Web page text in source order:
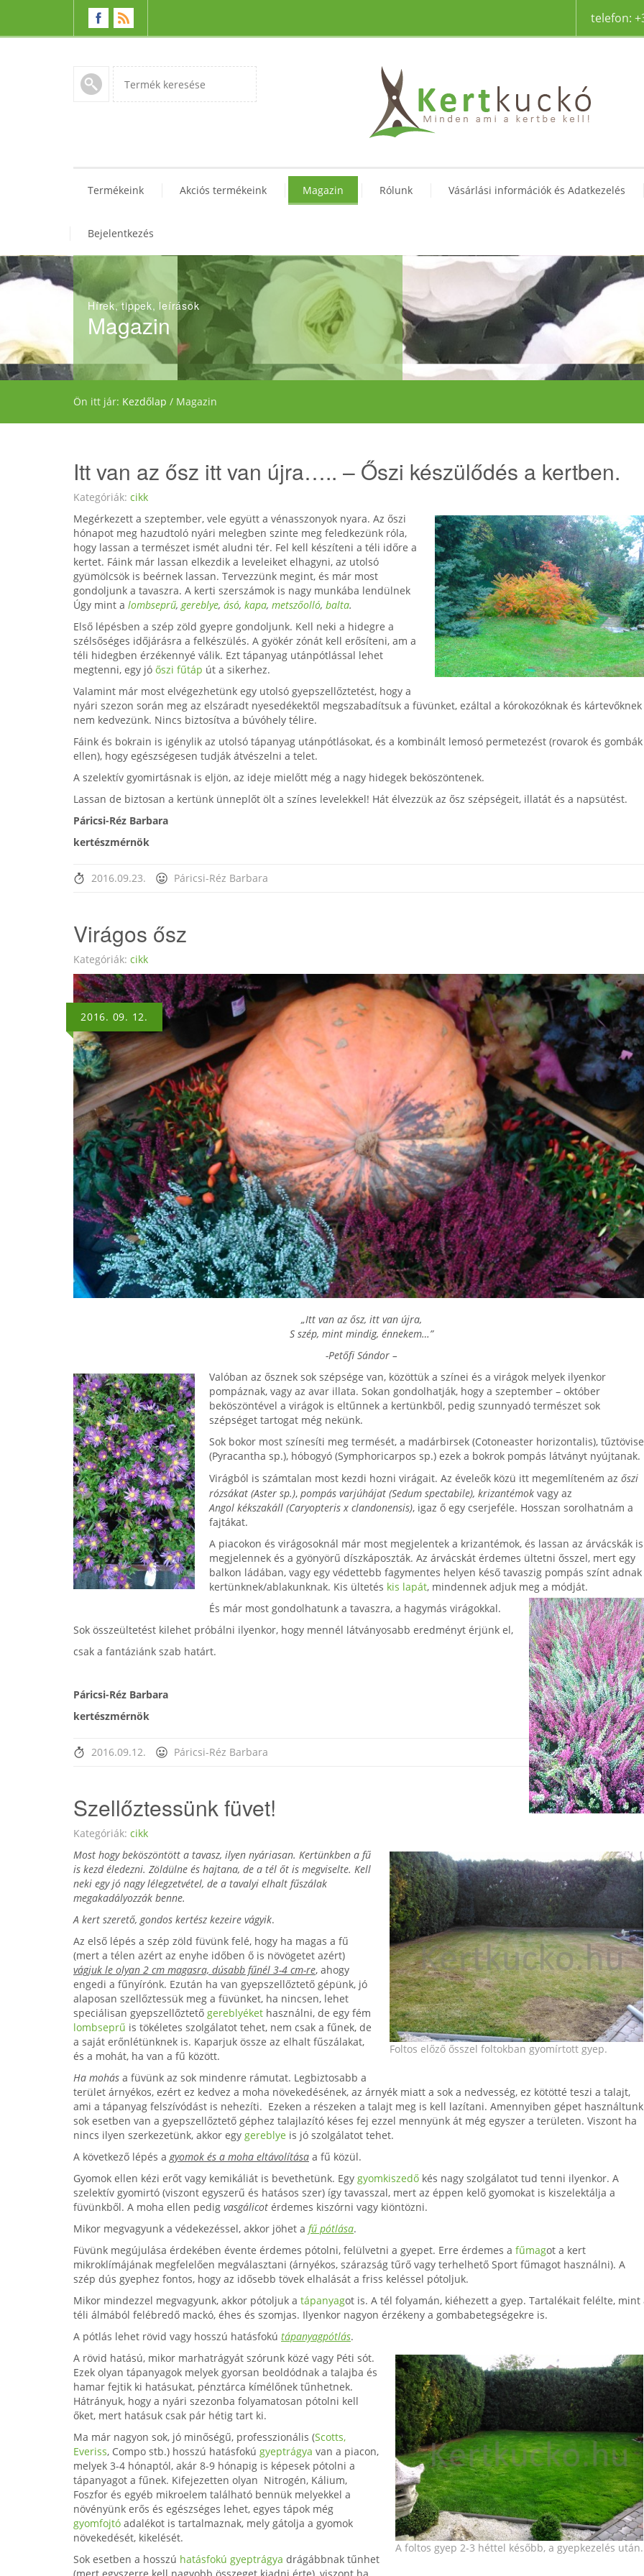
telefon:
Termékeink Akciós termékeink Magazin Rólunk Vásárlási információk és Adatkezelés
Bejelentkezés
Hírek, tippek, leírások
Magazin
Ön itt jár: Kezdőlap / Magazin
Itt van az ősz itt van újra….. – Őszi készülődés a kertben.
Kategóriák: cikk
Megérkezett a szeptember, vele együtt a vénasszonyok nyara. Az őszi
hónapot meg hazudtoló nyári melegben szinte meg feledkezünk róla,
hogy lassan a természet ismét aludni tér. Fel kell készíteni a téli időre a
kertet. Fáink már lassan elkezdik a leveleiket elhagyni, az utolsó
gyümölcsök is beérnek lassan. Tervezzünk megint, és már most
gondoljunk a tavaszra. A kerti szerszámok is nagy munkába lendülnek
Úgy mint a lombseprű, gereblye, ásó, kapa, metszőolló, balta.
Első lépésben a szép zöld gyepre gondoljunk. Kell neki a hidegre a
szélsőséges időjárásra a felkészülés. A gyökér zónát kell erősíteni, am a
téli hidegben érzékennyé válik. Ezt tápanyag utánpótlással lehet
megtenni, egy jó őszi fűtáp út a sikerhez.
Valamint már most elvégezhetünk egy utolsó gyepszellőztetést, hogy a
nyári szezon során meg az elszáradt nyesedékektől megszabadítsuk a füvünket, ezáltal a kórokozóknak és kártevőknek
nem kedvezünk. Nincs biztosítva a búvóhely télire.
Fáink és bokrain is igénylik az utolsó tápanyag utánpótlásokat, és a kombinált lemosó permetezést (rovarok és gombák
ellen), hogy egészségesen tudják átvészelni a telet.
A szelektív gyomirtásnak is eljön, az ideje mielőtt még a nagy hidegek beköszöntenek.
Lassan de biztosan a kertünk ünneplőt ölt a színes levelekkel! Hát élvezzük az ősz szépségeit, illatát és a napsütést.
Páricsi-Réz Barbara
kertészmérnök
2016.09.23. Páricsi-Réz Barbara
Virágos ősz
Kategóriák: cikk
2016. 09. 12.
„Itt van az ősz, itt van újra,
S szép, mint mindig, énnekem…”
-Petőfi Sándor –
Valóban az ősznek sok szépsége van, közöttük a színei és a virágok melyek ilyenkor
pompáznak, vagy az avar illata. Sokan gondolhatják, hogy a szeptember – október
beköszöntével a virágok is eltűnnek a kertünkből, pedig szunnyadó természet sok
szépséget tartogat még nekünk.
Sok bokor most színesíti meg termését, a madárbirsek (Cotoneaster horizontalis),
(Pyracantha sp.), hóbogyó (Symphoricarpos sp.) ezek a bokrok pompás látványt nyújtanak.
Virágból is számtalan most kezdi hozni virágait. Az éveleők közü itt megemlíteném az őszi
rózsákat (Aster sp.), pompás varjúhájat (Sedum spectabile), krizantémok vagy az
Angol kékszakáll (Caryopteris x clandonensis), igaz ő egy cserjeféle. Hosszan sorolhatnám a
fajtákat.
A piacokon és virágosoknál már most megjelentek a krizantémok, és lassan az árvácskák is
megjelennek és a gyönyörű díszkáposzták. Az árvácskát érdemes ültetni ősszel, mert egy
balkon ládában, vagy egy védettebb fagymentes helyen késő tavaszig pompás színt adnak
kertünknek/ablakunknak. Kis ültetés kis lapát, mindennek adjuk meg a módját.
És már most gondolhatunk a tavaszra, a hagymás virágokkal.
Sok összeültetést kilehet próbálni ilyenkor, hogy mennél látványosabb eredményt érjünk el,
csak a fantáziánk szab határt.
Páricsi-Réz Barbara
kertészmérnök
2016.09.12. Páricsi-Réz Barbara
Szellőztessünk füvet!
Kategóriák: cikk
Foltos előző ősszel foltokban gyomírtott gyep.
Most hogy beköszöntött a tavasz, ilyen nyáriasan. Kertünkben a fű
is kezd éledezni. Zöldülne és hajtana, de a tél őt is megviselte. Kell
neki egy jó nagy lélegzetvétel, de a tavalyi elhalt fűszálak
megakadályozzák benne.
A kert szerető, gondos kertész kezeire vágyik.
Az első lépés a szép zöld füvünk felé, hogy ha magas a fű
(mert a télen azért az enyhe időben ő is növögetet azért)
vágjuk le olyan 2 cm magasra, dúsabb fűnél 3-4 cm-re, ahogy
engedi a fűnyírónk. Ezután ha van gyepszellőztető gépünk, jó
alaposan szellőztessük meg a füvünket, ha nincsen, lehet
speciálisan gyepszellőztető gereblyéket használni, de egy fém
lombseprű is tökéletes szolgálatot tehet, nem csak a fűnek, de
a saját erőnlétünknek is. Kaparjuk össze az elhalt fűszálakat,
és a mohát, ha van a fű között.
Ha mohás a füvünk az sok mindenre rámutat. Legbiztosabb a
terület árnyékos, ezért ez kedvez a moha növekedésének, az árnyék miatt a sok a nedvesség, ez kötötté teszi a talajt,
ami a tápanyag felszívódást is nehezíti. Ezeken a részeken a talajt meg is kell lazítani. Amennyiben gépet használtunk
sok esetben van a gyepszellőztető géphez talajlazító késes fej ezzel mennyünk át még egyszer a területen. Viszont ha
nincs ilyen szerkezetünk, akkor egy gereblye is jó szolgálatot tehet.
A következő lépés agyomok és a moha eltávolítása a fű közül.
Gyomok ellen kézi erőt vagy kemikáliát is bevethetünk. Egy gyomkiszedő kés nagy szolgálatot tud tenni ilyenkor. A
szelektív gyomirtó (viszont egyszerű és hatásos szer) így tavasszal, mert az éppen kelő gyomokat is kiszelektálja a
füvünkből. A moha ellen pedig vasgálicot érdemes kiszórni vagy kiöntözni.
Mikor megvagyunk a védekezéssel, akkor jöhet a fű pótlása.
Füvünk megújulása érdekében évente érdemes pótolni, felülvetni a gyepet. Erre érdemes a fűmagot a kert
mikroklímájának megfelelően megválasztani (árnyékos, szárazság tűrő vagy terhelhető Sport fűmagot használni). A
szép dús gyephez fontos, hogy az idősebb tövek elhalását a friss keléssel pótoljuk.
Mikor mindezzel megvagyunk, akkor pótoljuk a tápanyagot is. A tél folyamán, kiéhezett a gyep. Tartalékait felélte, mint
téli álmából felébredő mackó, éhes és szomjas. Ilyenkor nagyon érzékeny a gombabetegségekre is.
A pótlás lehet rövid vagy hosszú hatásfokú tápanyagpótlás.
A foltos gyep 2-3 héttel később, a gyepkezelés után.
A rövid hatású, mikor marhatrágyát szórunk közé vagy Péti sót.
Ezek olyan tápanyagok melyek gyorsan beoldódnak a talajba és
hamar fejtik ki hatásukat, pénztárca kímélőnek tűnhetnek.
Hátrányuk, hogy a nyári szezonba folyamatosan pótolni kell
őket, mert hatásuk csak pár hétig tart ki.
Ma már nagyon sok, jó minőségű, professzionális (Scotts,
Everiss, Compo stb.) hosszú hatásfokú gyeptrágya van a piacon,
melyek 3-4 hónaptól, akár 8-9 hónapig is képesek pótolni a
tápanyagot a fűnek. Kifejezetten olyan Nitrogén, Kálium,
Foszfor és egyéb mikroelem található bennük melyekkel a
növényünk erős és egészséges lehet, egyes tápok még
gyomfojtó adalékot is tartalmaznak, mely gátolja a gyomok
növekedését, kikelését.
Sok esetben a hosszú hatásfokú gyeptrágya drágábbnak tűnhet